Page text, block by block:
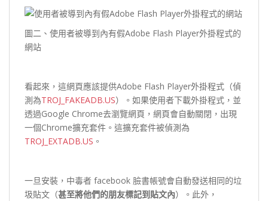
圖二、使用者被導到內有假Adobe Flash Player外掛程式的
網站
看起來，這網頁應該提供Adobe Flash Player外掛程式（偵
測為TROJ_FAKEADB.US）。如果使用者下載外掛程式，並
透過Google Chrome去瀏覽網頁，網頁會自動關閉，出現
一個Chrome擴充套件。這擴充套件被偵測為
TROJ_EXTADB.US 。
一旦安裝，中毒者 facebook 臉書帳號會自動發送相同的垃
圾貼文（甚至將他們的朋友標記到貼文內）。此外，